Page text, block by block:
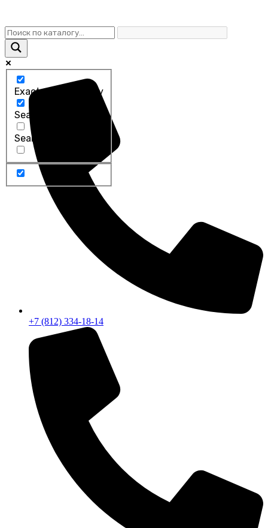
Exact matches only
Search in title
Search in content
+7 (812) 334-18-14